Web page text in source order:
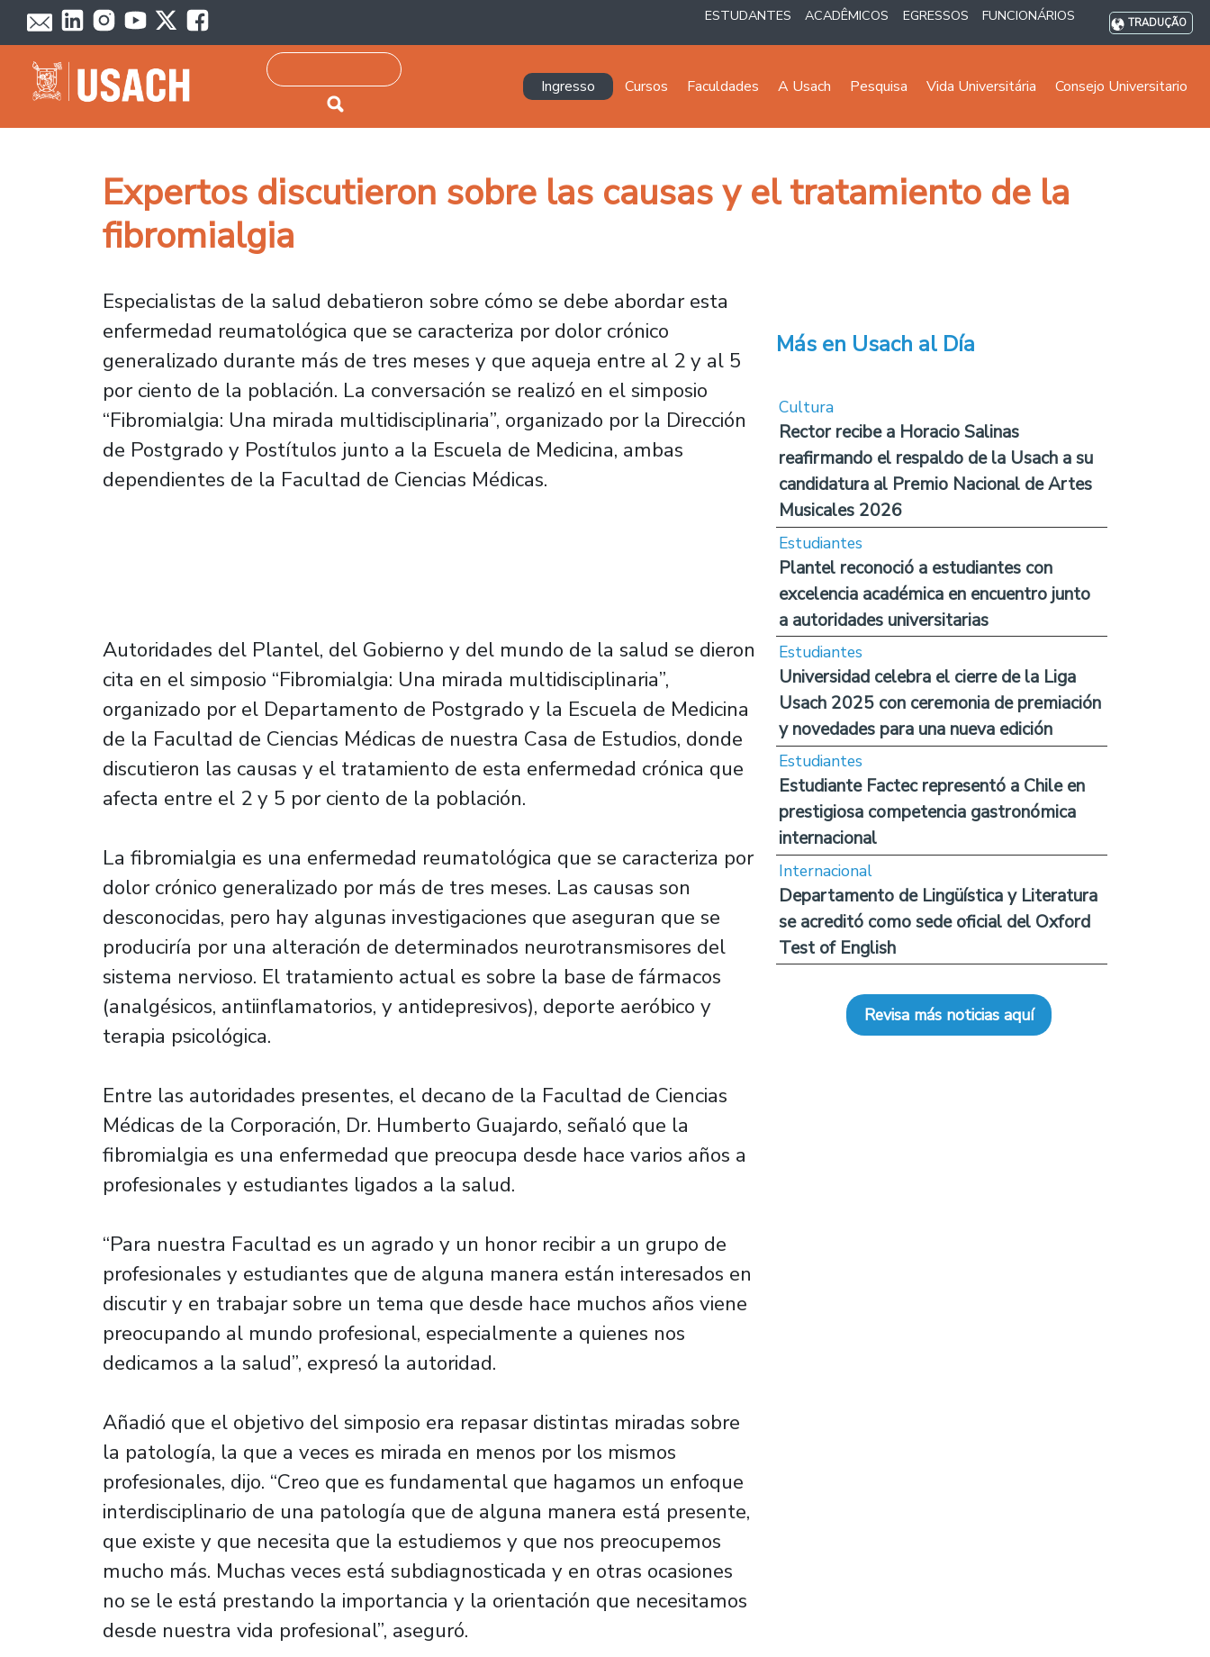
Passar para o conteúdo principal ESTUDANTES ACADÊMICOS EGRESSOS FUNCIONÁRIOS TRADUÇÃO
Pesquisar
Navegación principal
Ingresso Cursos Faculdades A Usach Pesquisa Vida Universitária Consejo Universitario
Expertos discutieron sobre las causas y el tratamiento de la
fibromialgia
Especialistas de la salud debatieron sobre cómo se debe abordar esta
enfermedad reumatológica que se caracteriza por dolor crónico
generalizado durante más de tres meses y que aqueja entre al 2 y al 5
por ciento de la población. La conversación se realizó en el simposio
“Fibromialgia: Una mirada multidisciplinaria”, organizado por la Dirección
de Postgrado y Postítulos junto a la Escuela de Medicina, ambas
dependientes de la Facultad de Ciencias Médicas.
Autoridades del Plantel, del Gobierno y del mundo de la salud se dieron
cita en el simposio “Fibromialgia: Una mirada multidisciplinaria”,
organizado por el Departamento de Postgrado y la Escuela de Medicina
de la Facultad de Ciencias Médicas de nuestra Casa de Estudios, donde
discutieron las causas y el tratamiento de esta enfermedad crónica que
afecta entre el 2 y 5 por ciento de la población.
La fibromialgia es una enfermedad reumatológica que se caracteriza por
dolor crónico generalizado por más de tres meses. Las causas son
desconocidas, pero hay algunas investigaciones que aseguran que se
produciría por una alteración de determinados neurotransmisores del
sistema nervioso. El tratamiento actual es sobre la base de fármacos
(analgésicos, antiinflamatorios, y antidepresivos), deporte aeróbico y
terapia psicológica.
Entre las autoridades presentes, el decano de la Facultad de Ciencias
Médicas de la Corporación, Dr. Humberto Guajardo, señaló que la
fibromialgia es una enfermedad que preocupa desde hace varios años a
profesionales y estudiantes ligados a la salud.
“Para nuestra Facultad es un agrado y un honor recibir a un grupo de
profesionales y estudiantes que de alguna manera están interesados en
discutir y en trabajar sobre un tema que desde hace muchos años viene
preocupando al mundo profesional, especialmente a quienes nos
dedicamos a la salud”, expresó la autoridad.
Añadió que el objetivo del simposio era repasar distintas miradas sobre
la patología, la que a veces es mirada en menos por los mismos
profesionales, dijo. “Creo que es fundamental que hagamos un enfoque
interdisciplinario de una patología que de alguna manera está presente,
que existe y que necesita que la estudiemos y que nos preocupemos
mucho más. Muchas veces está subdiagnosticada y en otras ocasiones
no se le está prestando la importancia y la orientación que necesitamos
desde nuestra vida profesional”, aseguró.
Más en Usach al Día
Cultura
Rector recibe a Horacio Salinas
reafirmando el respaldo de la Usach a su
candidatura al Premio Nacional de Artes
Musicales 2026
Estudiantes
Plantel reconoció a estudiantes con
excelencia académica en encuentro junto
a autoridades universitarias
Estudiantes
Universidad celebra el cierre de la Liga
Usach 2025 con ceremonia de premiación
y novedades para una nueva edición
Estudiantes
Estudiante Factec representó a Chile en
prestigiosa competencia gastronómica
internacional
Internacional
Departamento de Lingüística y Literatura
se acreditó como sede oficial del Oxford
Test of English
Revisa más noticias aquí